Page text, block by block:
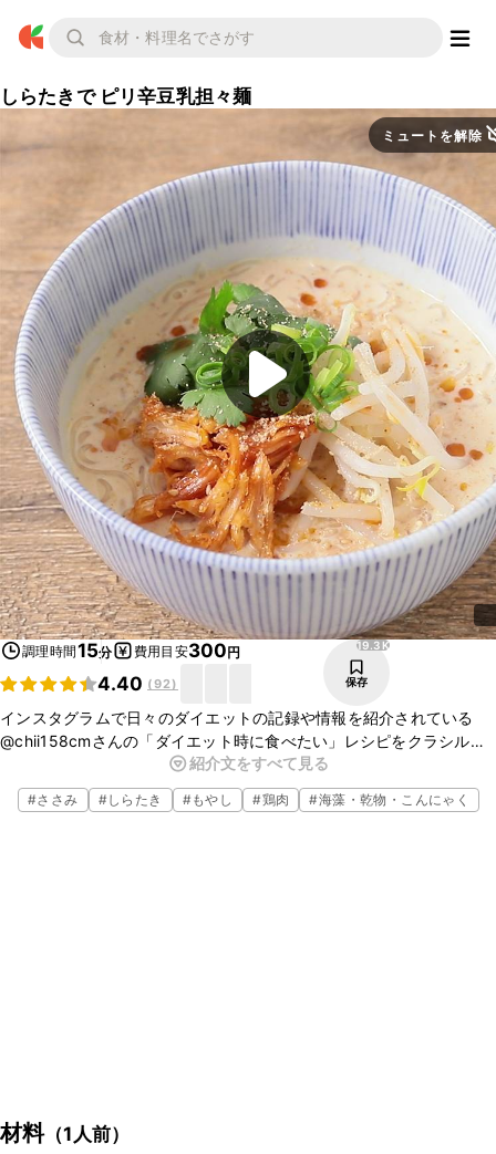
しらたきで ピリ辛豆乳担々麺
ミュートを解除
調理時間15分 費用目安300円
4.40 (92)
19.3K
保存
インスタグラムで日々のダイエットの記録や情報を紹介されている
@chii158cmさんの「ダイエット時に食べたい」レシピをクラシルで
再現！今回はしらたきでいただく、ピリ辛豆乳担々麺のレシピです。
しらたきと豆乳ですが、しっかりと味が付いているので、食べ応えが
りますよ。ピリっとした豆板醤の辛味がくせになる一品です。ぜひ
紹介文をすべて見る
#ささみ #しらたき #もやし #鶏肉 #海藻・乾物・こんにゃく
材料（1人前）